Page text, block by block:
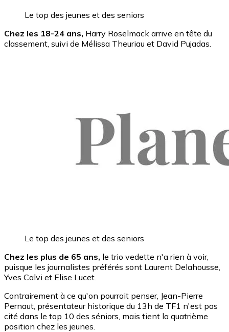
Le top des jeunes et des seniors
Chez les 18-24 ans, Harry Roselmack arrive en tête du
classement, suivi de Mélissa Theuriau et David Pujadas.
Le top des jeunes et des seniors
Chez les plus de 65 ans, le trio vedette n'a rien à voir,
puisque les journalistes préférés sont Laurent Delahousse,
Yves Calvi et Elise Lucet.
Contrairement à ce qu'on pourrait penser, Jean-Pierre
Pernaut, présentateur historique du 13h de TF1 n'est pas
cité dans le top 10 des séniors, mais tient la quatrième
position chez les jeunes.